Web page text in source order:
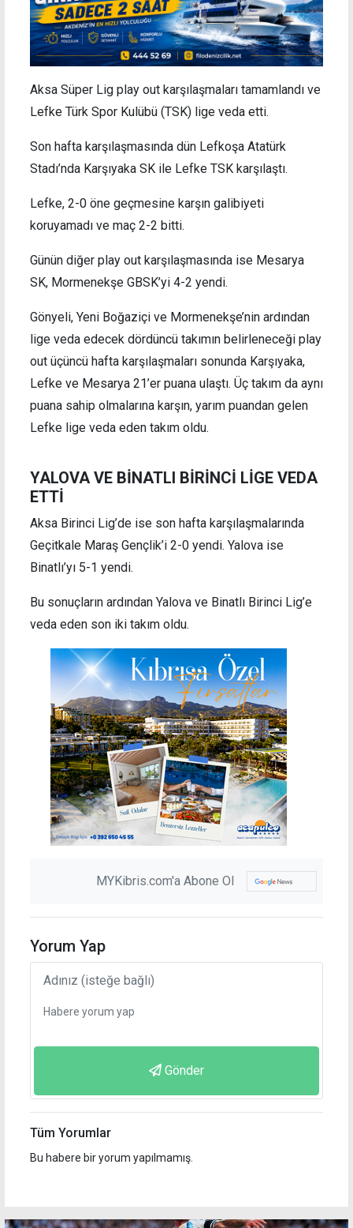
Aksa Süper Lig play out karşılaşmaları tamamlandı ve
Lefke Türk Spor Kulübü (TSK) lige veda etti.
Son hafta karşılaşmasında dün Lefkoşa Atatürk
Stadı’nda Karşıyaka SK ile Lefke TSK karşılaştı.
Lefke, 2-0 öne geçmesine karşın galibiyeti
koruyamadı ve maç 2-2 bitti.
Günün diğer play out karşılaşmasında ise Mesarya
SK, Mormenekşe GBSK’yi 4-2 yendi.
Gönyeli, Yeni Boğaziçi ve Mormenekşe’nin ardından
lige veda edecek dördüncü takımın belirleneceği play
out üçüncü hafta karşılaşmaları sonunda Karşıyaka,
Lefke ve Mesarya 21’er puana ulaştı. Üç takım da aynı
puana sahip olmalarına karşın, yarım puandan gelen
Lefke lige veda eden takım oldu.
YALOVA VE BİNATLI BİRİNCİ LİGE VEDA
ETTİ
Aksa Birinci Lig’de ise son hafta karşılaşmalarında
Geçitkale Maraş Gençlik’i 2-0 yendi. Yalova ise
Binatlı’yı 5-1 yendi.
Bu sonuçların ardından Yalova ve Binatlı Birinci Lig’e
veda eden son iki takım oldu.
MYKibris.com'a Abone Ol
Yorum Yap
Gönder
Tüm Yorumlar
Bu habere bir yorum yapılmamış.